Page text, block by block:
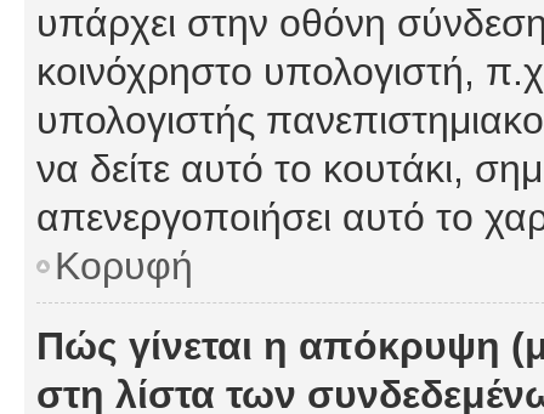
υπάρχει στην οθόνη
κοινόχρηστο υπολογιστή,
υπολογιστής
να δείτε αυτό το κουτάκι,
απενεργοποιήσει αυτό το
Κορυφή
Πώς γίνεται η απόκρυψη
στη λίστα των